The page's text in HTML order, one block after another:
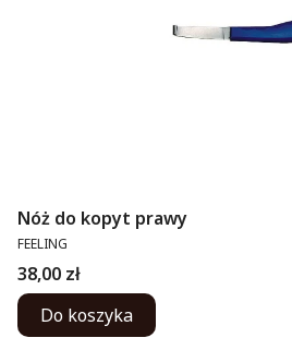
Nóż do kopyt prawy
PRODUCENT
FEELING
Cena
38,00 zł
Do koszyka